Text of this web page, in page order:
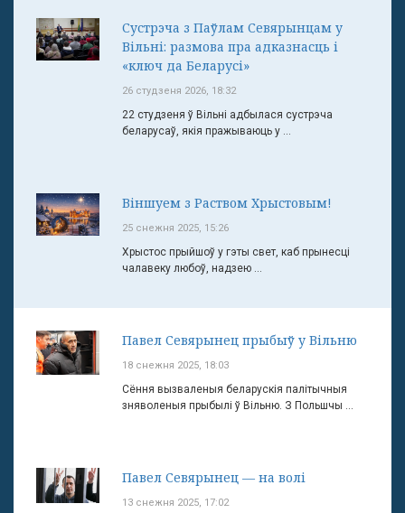
Сустрэча з Паўлам Севярынцам у
Вільні: размова пра адказнасць і
«ключ да Беларусі»
26 студзеня 2026, 18:32
22 студзеня ў Вільні адбылася сустрэча
беларусаў, якія пражываюць у ...
Віншуем з Раством Хрыстовым!
25 снежня 2025, 15:26
Хрыстос прыйшоў у гэты свет, каб прынесці
чалавеку любоў, надзею ...
Павел Севярынец прыбыў у Вільню
18 снежня 2025, 18:03
Сёння вызваленыя беларускія палітычныя
зняволеныя прыбылі ў Вільню. З Польшчы ...
Павел Севярынец — на волі
13 снежня 2025, 17:02